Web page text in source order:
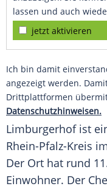
lassen und auch
jetzt aktivieren
Ich bin damit
angezeigt werden.
Drittplattformen
Datenschutzhinweisen.
Limburgerhof ist
Rhein-Pfalz-Kreis
Der Ort hat rund
Einwohner. Der